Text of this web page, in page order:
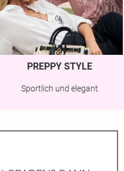
PREPPY STYLE
Sportlich und elegant